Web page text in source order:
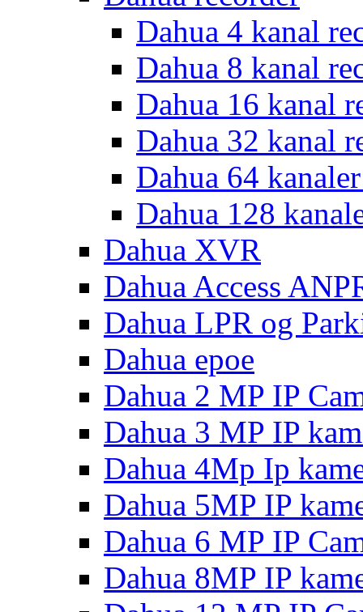
Dahua 4 kanal
Dahua 8 kanal
Dahua 16 kanal
Dahua 32 kanal
Dahua 64
Dahua 128
Dahua XVR
Dahua Access
Dahua LPR og
Dahua epoe
Dahua 2 MP IP
Dahua 3 MP IP
Dahua 4Mp Ip
Dahua 5MP IP
Dahua 6 MP IP
Dahua 8MP IP